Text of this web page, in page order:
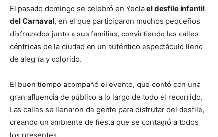
El pasado domingo se celebró en Yecla el desfile infantil
del Carnaval, en el que participaron muchos pequeños
disfrazados junto a sus familias, convirtiendo las calles
céntricas de la ciudad en un auténtico espectáculo lleno
de alegría y colorido.
El buen tiempo acompañó el evento, que contó con una
gran afluencia de público a lo largo de todo el recorrido.
Las calles se llenaron de gente para disfrutar del desfile,
creando un ambiente de fiesta que se contagió a todos
los presentes.